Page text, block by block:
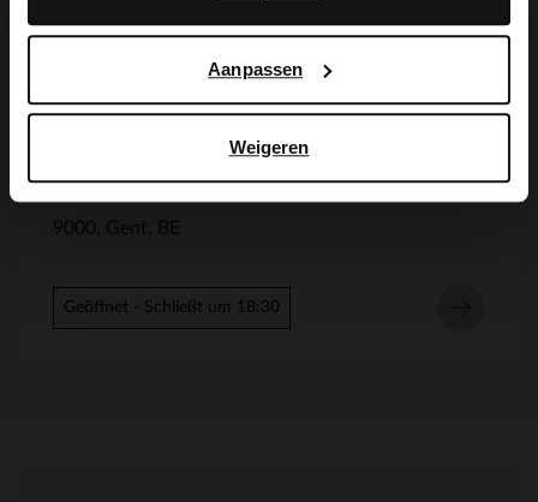
Aanpassen
Weigeren
Manfield Gent
9000
Gent
Geöffnet - Schließt um 18:30